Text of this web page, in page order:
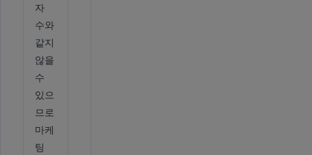
자
수와
같지
않을
수
있으
므로
마케
팅